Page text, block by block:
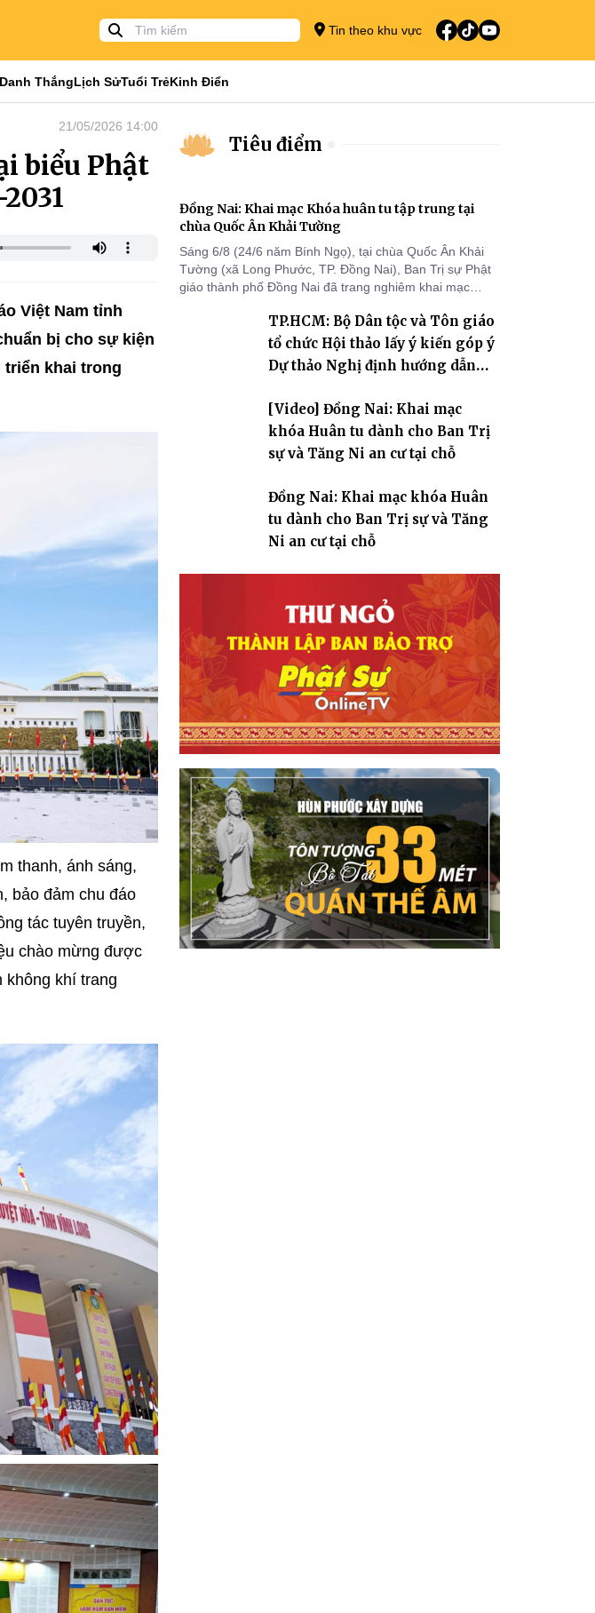
Tin theo khu vực
ThắngLịch SửTuổi TrẻKinh Điển
21/05/2026 14:00
biểu Phật
Việt Nam tỉnh
bị cho sự kiện
khai trong
thanh, ánh sáng,
bảo đảm chu đáo
tác tuyên truyền,
chào mừng được
không khí trang
Tiêu điểm
Đồng Nai: Khai mạc Khóa huân tu tập trung tại
chùa Quốc Ân Khải Tường
Sáng 6/8 (24/6 năm Bính Ngọ), tại chùa Quốc Ân Khải
Tường (xã Long Phước, TP. Đồng Nai), Ban Trị sự Phật
giáo thành phố Đồng Nai đã trang nghiêm khai mạc
2570 dành cho chư Tăng hành giả an cư tại chỗ khu vực
VII, VIII và trường hạ chùa Quốc Ân Khải Tường.
TP.HCM: Bộ Dân tộc và Tôn giáo
tổ chức Hội thảo lấy ý kiến góp ý
Dự thảo Nghị định hướng dẫn
giáo
[Video] Đồng Nai: Khai mạc
khóa Huân tu dành cho Ban Trị
sự và Tăng Ni an cư tại chỗ
Đồng Nai: Khai mạc khóa Huân
tu dành cho Ban Trị sự và Tăng
Ni an cư tại chỗ